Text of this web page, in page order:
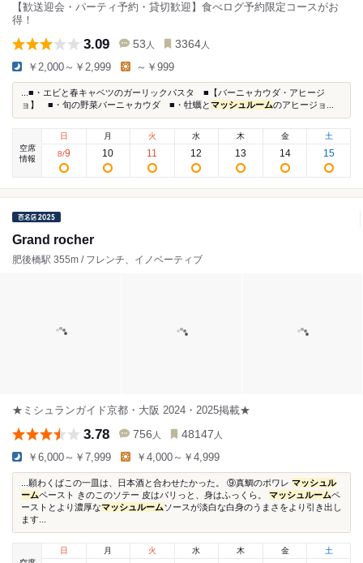
【歓送迎会・パーティ予約・貸切歓迎】食べログ予約限定コースがお
得！
3.09 53 人 3364 人
￥2,000～￥2,999 ～￥999
...■・エビと春キャベツのガーリックパスタ ■【バーニャカウダ・アヒージ
ョ】 ■・旬の野菜バーニャカウダ ■・牡蠣とマッシュルームのアヒージョ...
空席
情報
日
8/9
月
10
火
11
水
12
木
13
金
14
土
15
Grand rocher
肥後橋駅 355m / フレンチ、イノベーティブ
★ミシュランガイド京都・大阪 2024・2025掲載★
3.78 756 人 48147 人
￥6,000～￥7,999 ￥4,000～￥4,999
...願わくばこの一皿は、日本酒と合わせたかった。 ⑨真鯛のポワレ マッシュル
ームペースト きのこのソテー 皮はパリっと、身はふっくら。 マッシュルームペ
ーストとより濃厚なマッシュルームソースが淡白な白身のうまさをより引き出し
ます...
日 月 火 水 木 金 土